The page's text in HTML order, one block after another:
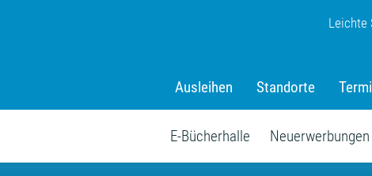
Leichte
Ausleihen Standorte
E-Bücherhalle Neuerwerbungen